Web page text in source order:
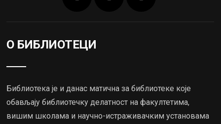
О БИБЛИОТЕЦИ
Библиотека је и данас матична за библиотеке које
обављају библиотечку делатност на факултетима,
вишим школама и научно-истраживачким установама